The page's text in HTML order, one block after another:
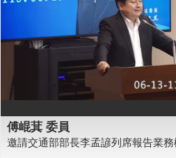
傅崐萁 委員
邀請交通部部長李孟諺列席報告業